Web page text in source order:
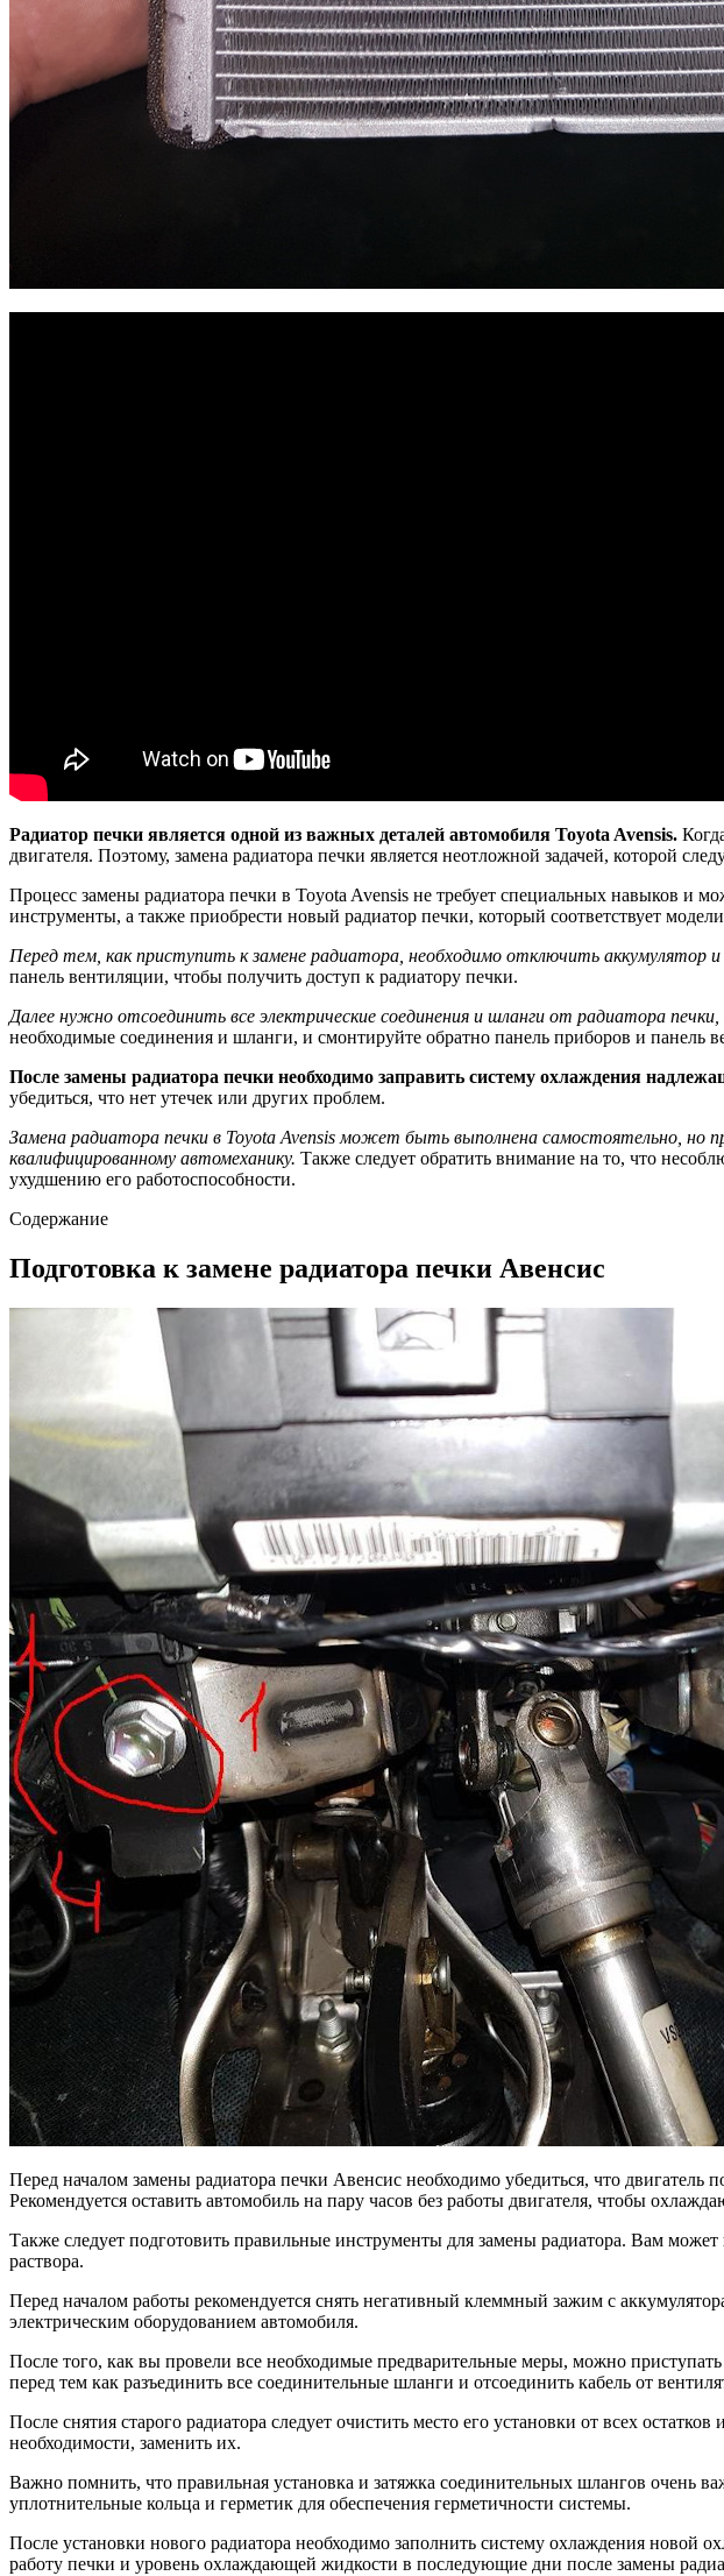
Радиатор печки является одной из важных деталей автомобиля Toyota Avensis.
двигателя. Поэтому, замена радиатора печки является неотложной задачей, которой
Процесс замены радиатора печки в Toyota Avensis не требует специальных навыков и
инструменты, а также приобрести новый радиатор печки, который соответствует
Перед тем, как приступить к замене радиатора, необходимо отключить аккумулятор
панель вентиляции, чтобы получить доступ к радиатору печки.
Далее нужно отсоединить все электрические соединения и шланги от радиатора
необходимые соединения и шланги, и смонтируйте обратно панель приборов и панель
После замены радиатора печки необходимо заправить систему охлаждения
убедиться, что нет утечек или других проблем.
Замена радиатора печки в Toyota Avensis может быть выполнена самостоятельно, но
квалифицированному автомеханику. Также следует обратить внимание на то, что
ухудшению его работоспособности.
Содержание
Подготовка к замене радиатора печки Авенсис
Перед началом замены радиатора печки Авенсис необходимо убедиться, что
Рекомендуется оставить автомобиль на пару часов без работы двигателя, чтобы
Также следует подготовить правильные инструменты для замены радиатора. Вам
раствора.
Перед началом работы рекомендуется снять негативный клеммный зажим с
электрическим оборудованием автомобиля.
После того, как вы провели все необходимые предварительные меры, можно
перед тем как разъединить все соединительные шланги и отсоединить кабель от
После снятия старого радиатора следует очистить место его установки от всех
необходимости, заменить их.
Важно помнить, что правильная установка и затяжка соединительных шлангов очень
уплотнительные кольца и герметик для обеспечения герметичности системы.
После установки нового радиатора необходимо заполнить систему охлаждения
работу печки и уровень охлаждающей жидкости в последующие дни после замены